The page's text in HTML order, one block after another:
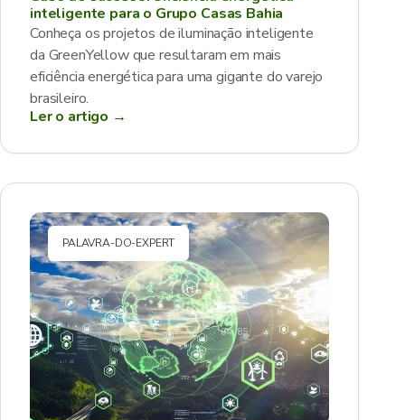
inteligente para o Grupo Casas Bahia
Conheça os projetos de iluminação inteligente
da GreenYellow que resultaram em mais
eficiência energética para uma gigante do varejo
brasileiro.
Ler o artigo →
PALAVRA-DO-EXPERT